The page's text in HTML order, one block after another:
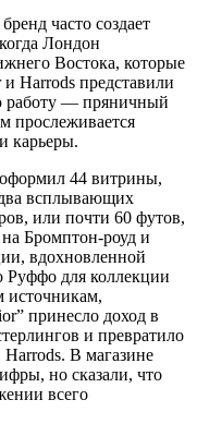
часто создает
Лондон
Востока, которые
Harrods представили
работу — пряничный
прослеживается
карьеры.
44 витрины,
всплывающих
или почти 60 футов,
Бромптон-роуд и
вдохновленной
Руффо для коллекции
источникам,
принесло доход в
и превратило
В магазине
но сказали, что
всего